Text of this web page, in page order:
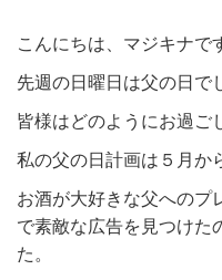
こんにちは、マジキナで
先週の日曜日は父の日で
皆様はどのようにお過ご
私の父の日計画は５月か
お酒が大好きな父へのプ
で素敵な広告を見つけた
た。